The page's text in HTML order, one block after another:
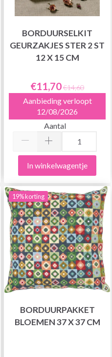
BORDUURSELKIT
GEURZAKJES STER 2 ST
12 X 15 CM
€11,70€14,60
Aanbieding verloopt
12/08/2026
Aantal
In winkelwagentje
19% korting
BORDUURPAKKET
BLOEMEN 37 X 37 CM